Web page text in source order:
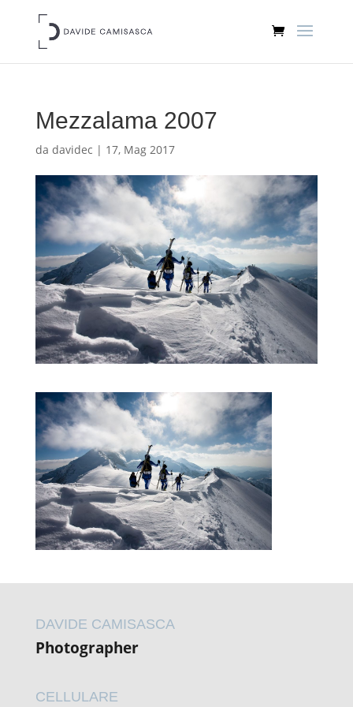
Mezzalama 2007
da davidec | 17, Mag 2017
DAVIDE CAMISASCA
Photographer
CELLULARE